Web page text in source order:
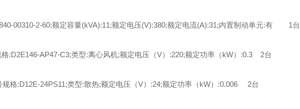
00310-2-60;额定容量(kVA):11;额定电压(V):380;额定电流(A):31;内置制动单元:有 1台
:D2E146-AP47-C3;类型:离心风机;额定电压（V）:220;额定功率（kW）:0.3 2台
格:D12E-24PS11;类型:散热;额定电压（V）:24;额定功率（kW）:0.006 2台